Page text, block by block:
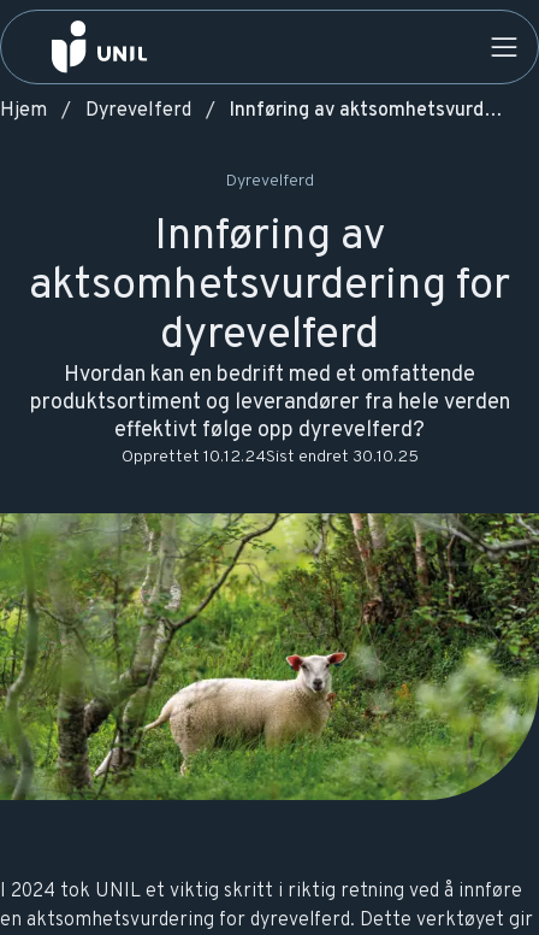
Hjem Dyrevelferd Innføring av aktsomhetsvurdering for dyrevelferd
Dyrevelferd
Innføring av
aktsomhetsvurdering for
dyrevelferd
Hvordan kan en bedrift med et omfattende
produktsortiment og leverandører fra hele verden
effektivt følge opp dyrevelferd?
Opprettet 10.12.24Sist endret 30.10.25
I 2024 tok UNIL et viktig skritt i riktig retning ved å innføre
en aktsomhetsvurdering for dyrevelferd. Dette verktøyet gir